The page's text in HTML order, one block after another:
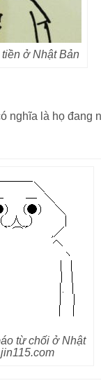
ở Nhật Bản
nghĩa là họ đang
từ chối ở Nhật